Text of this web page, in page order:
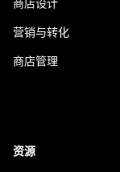
商店设计
营销与转化
商店管理
资源